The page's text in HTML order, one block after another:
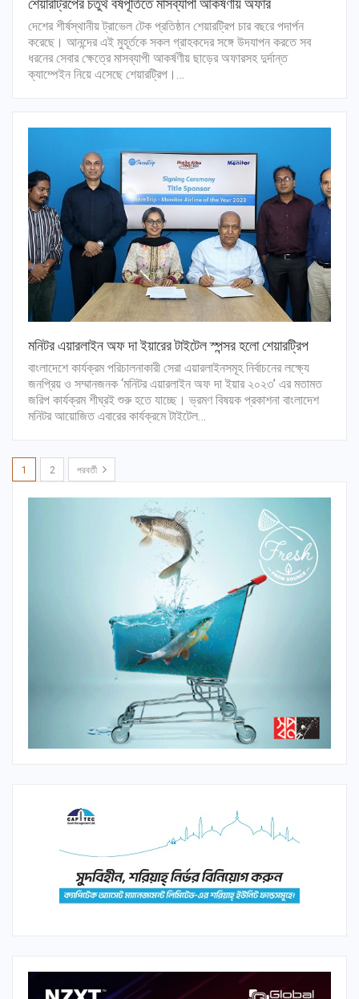
শেয়ারট্রিপের চতুর্থ বর্ষপূর্তিতে মাসব্যাপী আকর্ষণীয় অফার
দেশের শীর্ষস্থানীয় ট্রাভেল টেক প্রতিষ্ঠান শেয়ারট্রিপ চার বছরে পদার্পন
করেছে। আনন্দের এই মুহূর্তকে সকল গ্রাহকদের সঙ্গে উদযাপন করতে সব
ধরনের সেবার ক্ষেত্রে মাসব্যাপী আকর্ষণীয় ছাড়ের অফারসহ দুর্দান্ত
ক্যাম্পেইন নিয়ে এসেছে শেয়ারট্রিপ।…
মনিটর এয়ারলাইন অফ দা ইয়ারের টাইটেল স্পন্সর হলো শেয়ারট্রিপ
বাংলাদেশে কার্যক্রম পরিচালনাকারী সেরা এয়ারলাইনসমূহ নির্বাচনের লক্ষ্যে
জনপ্রিয় ও সম্মানজনক ‘মনিটর এয়ারলাইন অফ দা ইয়ার ২০২৩’ এর মতামত
জরিপ কার্যক্রম শীঘ্রই শুরু হতে যাচ্ছে। ভ্রমণ বিষয়ক প্রকাশনা বাংলাদেশ
মনিটর আয়োজিত এবারের কার্যক্রমে টাইটেল…
1 2 পরবর্তী